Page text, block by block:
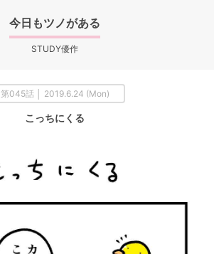
今日もツノがある
STUDY優作
第045話 │ 2019.6.24 (Mon)
こっちにくる